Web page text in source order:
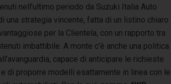
nell’ultimo periodo da Suzuki Italia Auto
una strategia vincente, fatta di un listino chiaro
per la Clientela, con un rapporto tra
imbattibile. A monte c’è anche una politica
capace di anticipare le richieste
di proporre modelli esattamente in linea con le